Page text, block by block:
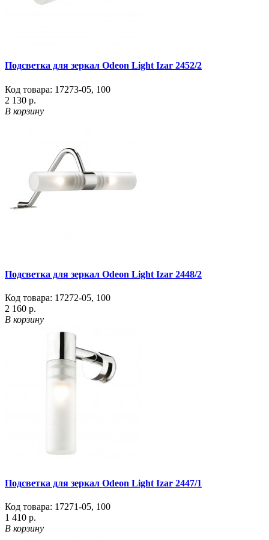
Подсветка для зеркал Odeon Light Izar 2452/2
Код товара: 17273-05, 100
2 130 р.
В корзину
Подсветка для зеркал Odeon Light Izar 2448/2
Код товара: 17272-05, 100
2 160 р.
В корзину
Подсветка для зеркал Odeon Light Izar 2447/1
Код товара: 17271-05, 100
1 410 р.
В корзину